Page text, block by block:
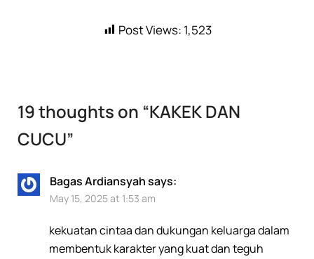
Post Views: 1,523
19 thoughts on “KAKEK DAN
CUCU”
Bagas Ardiansyahsays:
May 15, 2025 at 1:53 am
kekuatan cintaa dan dukungan keluarga dalam
membentuk karakter yang kuat dan teguh